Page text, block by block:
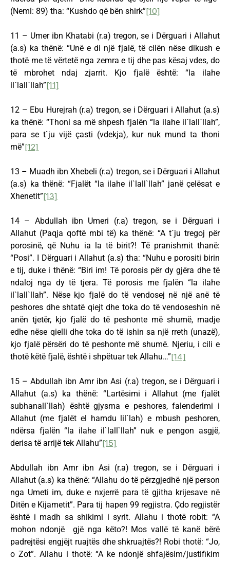
(Neml: 89) tha: “Kushdo që bën shirk”[10]
11 – Umer ibn Khatabi (r.a) tregon, se i Dërguari i Allahut
(a.s) ka thënë: “Unë e di një fjalë, të cilën nëse dikush e
thotë me të vërtetë nga zemra e tij dhe pas kësaj vdes, do
të mbrohet ndaj zjarrit. Kjo fjalë është: “la ilahe
il`lall`llah”[11]
12 – Ebu Hurejrah (r.a) tregon, se i Dërguari i Allahut (a.s)
ka thënë: “Thoni sa më shpesh fjalën “la ilahe il`lall`llah”,
para se t`ju vijë çasti (vdekja), kur nuk mund ta thoni
më”[12]
13 – Muadh ibn Xhebeli (r.a) tregon, se i Dërguari i Allahut
(a.s) ka thënë: “Fjalët “la ilahe il`lall`llah” janë çelësat e
Xhenetit”[13]
14 – Abdullah ibn Umeri (r.a) tregon, se i Dërguari i
Allahut (Paqja qoftë mbi të) ka thënë: “A t`ju tregoj për
porosinë, që Nuhu ia la të birit?! Të pranishmit thanë:
“Posi”. I Dërguari i Allahut (a.s) tha: “Nuhu e porositi birin
e tij, duke i thënë: “Biri im! Të porosis për dy gjëra dhe të
ndaloj nga dy të tjera. Të porosis me fjalën “la ilahe
il`lall`llah”. Nëse kjo fjalë do të vendosej në një anë të
peshores dhe shtatë qiejt dhe toka do të vendoseshin në
anën tjetër, kjo fjalë do të peshonte më shumë, madje
edhe nëse qielli dhe toka do të ishin sa një rreth (unazë),
kjo fjalë përsëri do të peshonte më shumë. Njeriu, i cili e
thotë këtë fjalë, është i shpëtuar tek Allahu…”[14]
15 – Abdullah ibn Amr ibn Asi (r.a) tregon, se i Dërguari i
Allahut (a.s) ka thënë: “Lartësimi i Allahut (me fjalët
subhanall`llah) është gjysma e peshores, falenderimi i
Allahut (me fjalët el hamdu lil`lah) e mbush peshoren,
ndërsa fjalën “la ilahe il`lall`llah” nuk e pengon asgjë,
derisa të arrijë tek Allahu”[15]
Abdullah ibn Amr ibn Asi (r.a) tregon, se i Dërguari i
Allahut (a.s) ka thënë: “Allahu do të përzgjedhë një person
nga Umeti im, duke e nxjerrë para të gjitha krijesave në
Ditën e Kijametit”. Para tij hapen 99 regjistra. Çdo regjistër
është i madh sa shikimi i syrit. Allahu i thotë robit: “A
mohon ndonjë gjë nga këto?! Mos vallë të kanë bërë
padrejtësi engjëjt ruajtës dhe shkruajtës?! Robi thotë: “Jo,
o Zot”. Allahu i thotë: “A ke ndonjë shfajësim/justifikim